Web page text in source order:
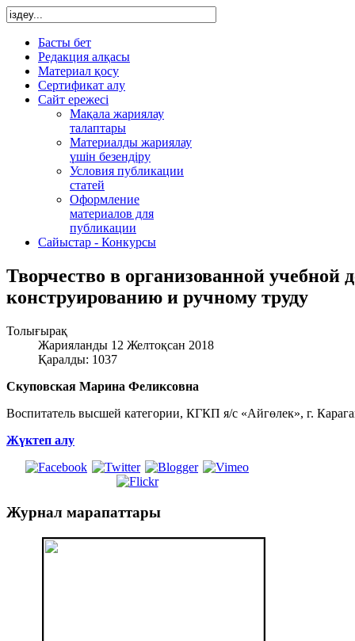
Басты бет
Редакция алқасы
Материал қосу
Сертификат алу
Сайт ережесі
Мақала жариялау
талаптары
Материалды жариялау
үшін безендіру
Условия публикации
статей
Оформление
материалов для
публикации
Сайыстар - Конкурсы
Творчество в организованной учебной
конструированию и ручному труду
Толығырақ
Жарияланды 12 Желтоқсан 2018
Қаралды: 1037
Скуповская Марина Феликсовна
Воспитатель высшей категории, КГКП я/с «Айгөлек», г.
Жүктеп алу
Журнал марапаттары